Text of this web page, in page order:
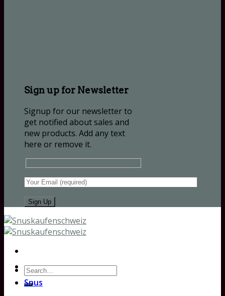
Sign up for Newsletter
Signup for our newsletter to
get notified about sales and
new products. Add any text
here or remove it.
Search
for:
Snus